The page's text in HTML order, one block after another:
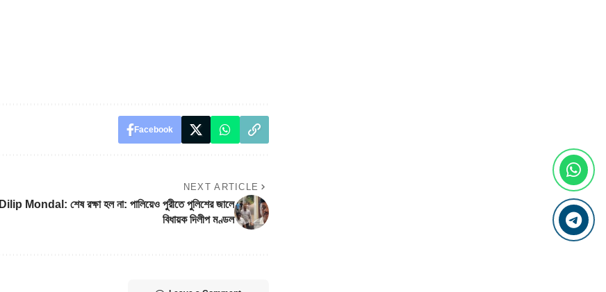
Facebook
NEXT ARTICLE
Dilip Mondal: শেষ রক্ষা হল না: পালিয়েও পুরীতে পুলিশের জালে
বিধায়ক দিলীপ মণ্ডল